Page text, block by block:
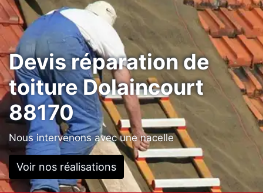
Devis réparation de
toiture Dolaincourt
88170
Nous intervenons avec une nacelle
Voir nos réalisations